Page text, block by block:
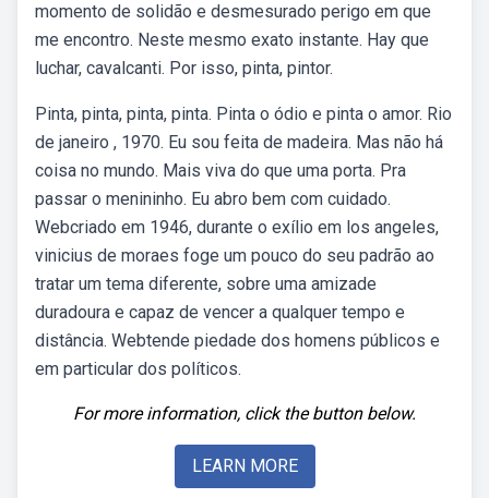
momento de solidão e desmesurado perigo em que
me encontro. Neste mesmo exato instante. Hay que
luchar, cavalcanti. Por isso, pinta, pintor.
Pinta, pinta, pinta, pinta. Pinta o ódio e pinta o amor. Rio
de janeiro , 1970. Eu sou feita de madeira. Mas não há
coisa no mundo. Mais viva do que uma porta. Pra
passar o menininho. Eu abro bem com cuidado.
Webcriado em 1946, durante o exílio em los angeles,
vinicius de moraes foge um pouco do seu padrão ao
tratar um tema diferente, sobre uma amizade
duradoura e capaz de vencer a qualquer tempo e
distância. Webtende piedade dos homens públicos e
em particular dos políticos.
For more information, click the button below.
LEARN MORE